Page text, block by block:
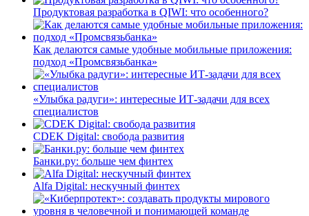
Продуктовая разработка в QIWI: что особенного?
Как делаются самые удобные мобильные приложения:
подход «Промсвязьбанка»
«Улыбка радуги»: интересные ИТ-задачи для всех
специалистов
CDEK Digital: свобода развития
Банки.ру: больше чем финтех
Alfa Digital: нескучный финтех